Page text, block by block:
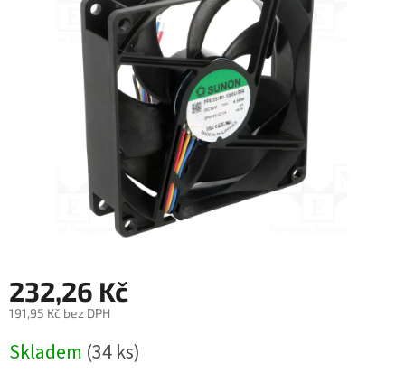
232,26 Kč
191,95 Kč bez DPH
cena:
Skladem (34 ks)